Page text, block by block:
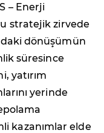
– Enerji
stratejik zirvede
dönüşümün
süresince
yatırım
yerinde
kazanımlar elde